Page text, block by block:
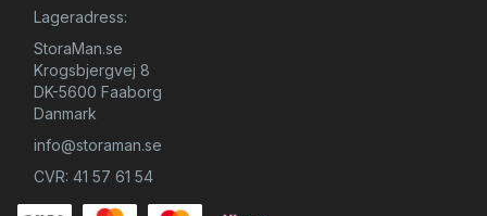
Lageradress:
StoraMan.se
Krogsbjergvej 8
DK-5600 Faaborg
Danmark
info@storaman.se
CVR: 41 57 61 54